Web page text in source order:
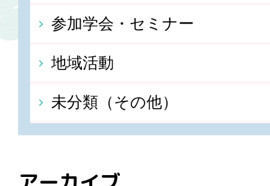
参加学会・セミナー
地域活動
未分類（その他）